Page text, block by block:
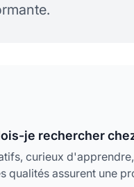
je rechercher
curieux
qualités assurent une